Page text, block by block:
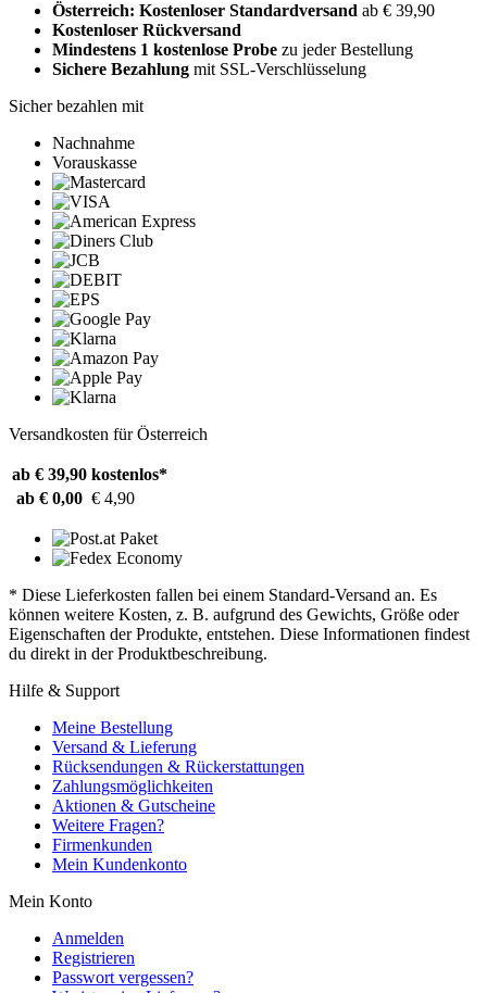
Österreich: Kostenloser Standardversand ab € 39,90
Kostenloser Rückversand
Mindestens 1 kostenlose Probe zu jeder Bestellung
Sichere Bezahlung mit SSL-Verschlüsselung
Sicher bezahlen mit
Nachnahme
Vorauskasse
Versandkosten für Österreich
ab € 39,90 kostenlos*
ab € 0,00 € 4,90
* Diese Lieferkosten fallen bei einem Standard-Versand an. Es
können weitere Kosten, z. B. aufgrund des Gewichts, Größe oder
Eigenschaften der Produkte, entstehen. Diese Informationen findest
du direkt in der Produktbeschreibung.
Hilfe & Support
Meine Bestellung
Versand & Lieferung
Rücksendungen & Rückerstattungen
Zahlungsmöglichkeiten
Aktionen & Gutscheine
Weitere Fragen?
Firmenkunden
Mein Kundenkonto
Mein Konto
Anmelden
Registrieren
Passwort vergessen?